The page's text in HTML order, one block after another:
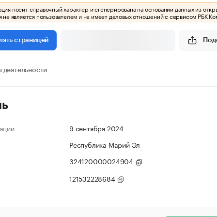
носит справочный характер и сгенерирована на основании данных из
не является пользователем и не имеет деловых отношений с сервисом РБК
страницей
деятельности
9 сентября 2024
Республика Марий Эл
324120000024904
121532228684